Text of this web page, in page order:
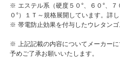
※ エステル系（硬度５０°、６０°、７
０°）１Ｔ～規格展開しています。詳
※ 帯電防止効果を付与したウレタンゴ
※ 上記記載の内容についてメーカーに
予めご了承お願いいたします。